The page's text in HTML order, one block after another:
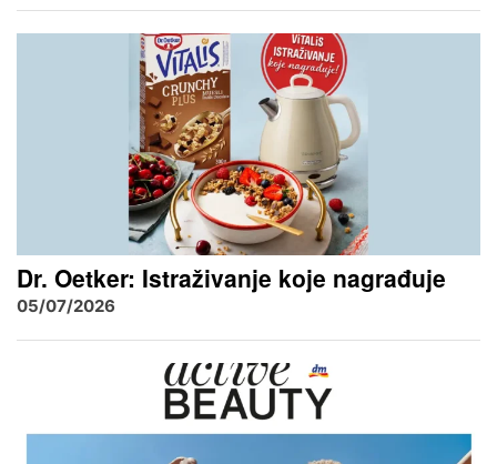
Dr. Oetker: Istraživanje koje nagrađuje
05/07/2026